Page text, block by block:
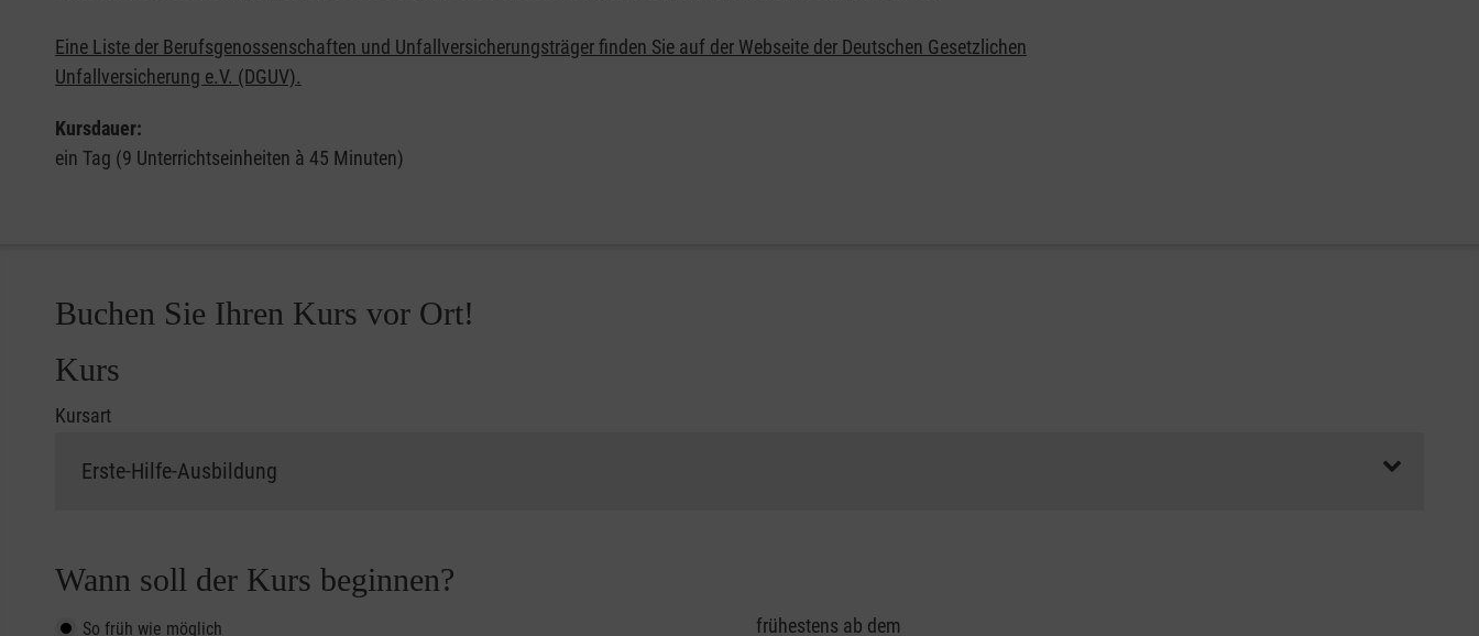
Eine Liste der Berufsgenossenschaften und Unfallversicherungsträger finden Sie auf der Webseite der Deutschen Gesetzlichen
Unfallversicherung e.V. (DGUV).
Kursdauer:
ein Tag (9 Unterrichtseinheiten à 45 Minuten)
Buchen Sie Ihren Kurs vor Ort!
Kurs
Kursart
Wann soll der Kurs beginnen?
So früh wie möglich frühestens ab dem